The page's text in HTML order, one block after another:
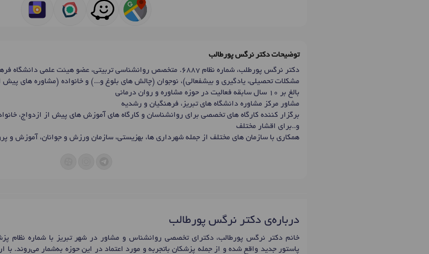
توضیحات دکتر نرگس پورطالب
دکتر نرگس پورطلب، شماره نظام 6887. متخصص روانشناسی تربیتی، عضو هیئت
مشکلات تحصیلی، یادگیری و بیشفعالی)، نوجوان (چالش های بلوغ و...) و خانواده (مشاوره های پیش
بالغ بر 10 سال سابقه فعالیت در حوزه مشاوره و روان درمانی
مشاور مرکز مشاوره دانشگاه های تبریز، فرهنگیان و رشدیه
برگزار کننده کارگاه های تخصصی برای روانشناسان و کارگاه های آموزش های پیش از ازدواج،
و..برای اقشار مختلف
همکاری با سازمان های مختلف از جمله شهرداری ها، بهزیستی، سازمان ورزش و جوانان، آموزش و
درباره‌ی دکتر نرگس پورطالب
پاستور جدید واقع شده و از جمله پزشکان باتجربه و مورد اعتماد در این حوزه به‌شمار می‌روند.